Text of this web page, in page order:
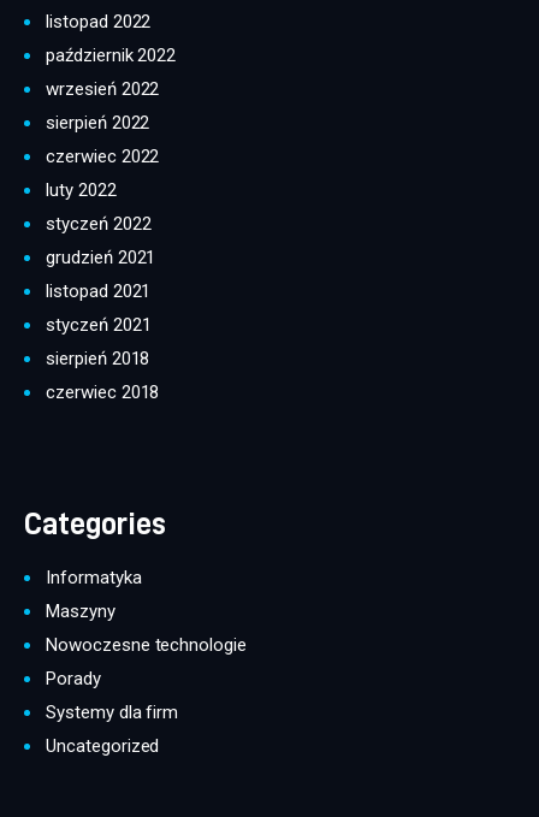
listopad 2022
październik 2022
wrzesień 2022
sierpień 2022
czerwiec 2022
luty 2022
styczeń 2022
grudzień 2021
listopad 2021
styczeń 2021
sierpień 2018
czerwiec 2018
Categories
Informatyka
Maszyny
Nowoczesne technologie
Porady
Systemy dla firm
Uncategorized